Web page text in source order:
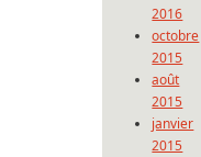
2016
octobre
2015
août
2015
janvier
2015